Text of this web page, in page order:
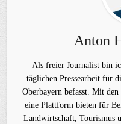
Anton
Als freier Journalist bin
täglichen Pressearbeit für
Oberbayern befasst. Mit
eine Plattform bieten für
Landwirtschaft, Tourismus